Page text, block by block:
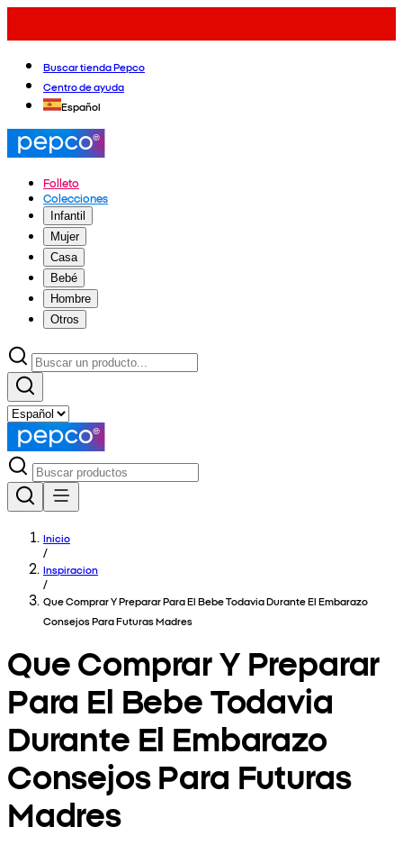
Buscar tienda Pepco
Centro de ayuda
Español
Folleto
Colecciones
Infantil
Mujer
Casa
Bebé
Hombre
Otros
Inicio
/
Inspiracion
/
Que Comprar Y Preparar Para El Bebe Todavia Durante El Embarazo
Consejos Para Futuras Madres
Que Comprar Y Preparar
Para El Bebe Todavia
Durante El Embarazo
Consejos Para Futuras
Madres